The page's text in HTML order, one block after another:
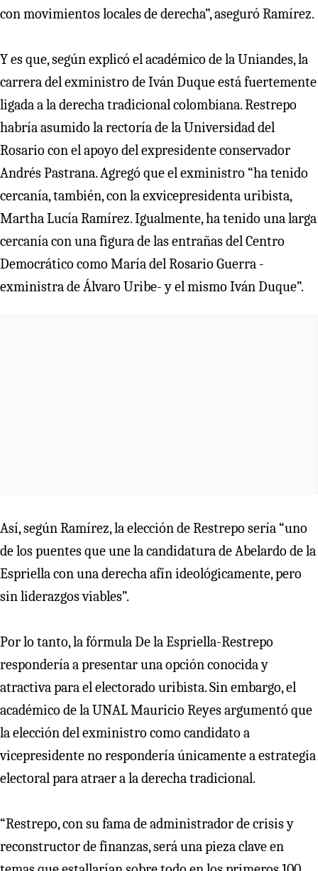
con movimientos locales de derecha”, aseguró Ramírez.
Y es que, según explicó el académico de la Uniandes, la
carrera del exministro de Iván Duque está fuertemente
ligada a la derecha tradicional colombiana. Restrepo
habría asumido la rectoría de la Universidad del
Rosario con el apoyo del expresidente conservador
Andrés Pastrana. Agregó que el exministro “ha tenido
cercanía, también, con la exvicepresidenta uribista,
Martha Lucía Ramírez. Igualmente, ha tenido una larga
cercanía con una figura de las entrañas del Centro
Democrático como María del Rosario Guerra -
exministra de Álvaro Uribe- y el mismo Iván Duque”.
Así, según Ramírez, la elección de Restrepo sería “uno
de los puentes que une la candidatura de Abelardo de la
Espriella con una derecha afín ideológicamente, pero
sin liderazgos viables”.
Por lo tanto, la fórmula De la Espriella-Restrepo
respondería a presentar una opción conocida y
atractiva para el electorado uribista. Sin embargo, el
académico de la UNAL Mauricio Reyes argumentó que
la elección del exministro como candidato a
vicepresidente no respondería únicamente a estrategia
electoral para atraer a la derecha tradicional.
“Restrepo, con su fama de administrador de crisis y
reconstructor de finanzas, será una pieza clave en